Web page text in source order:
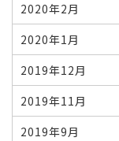
2020年2月
2020年1月
2019年12月
2019年11月
2019年9月